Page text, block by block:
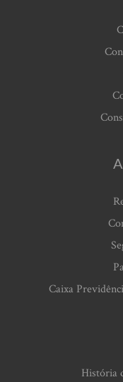
Caixa
História